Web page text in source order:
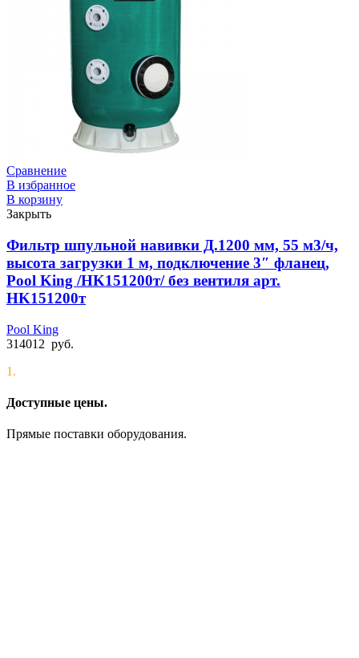
Сравнение
В избранное
В корзину
Закрыть
Фильтр шпульной навивки Д.1200 мм, 55 м3/ч,
высота загрузки 1 м, подключение 3″ фланец,
Pool King /HK151200т/ без вентиля арт.
HK151200т
Pool King
314012 руб.
1.
Доступные цены.
Прямые поставки оборудования.